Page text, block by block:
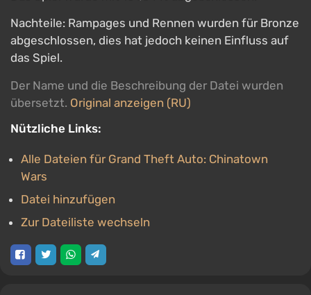
Nachteile: Rampages und Rennen wurden für Bronze
abgeschlossen, dies hat jedoch keinen Einfluss auf
das Spiel.
Der Name und die Beschreibung der Datei wurden
übersetzt. Original anzeigen (RU)
Nützliche Links:
Alle Dateien für Grand Theft Auto: Chinatown
Wars
Datei hinzufügen
Zur Dateiliste wechseln